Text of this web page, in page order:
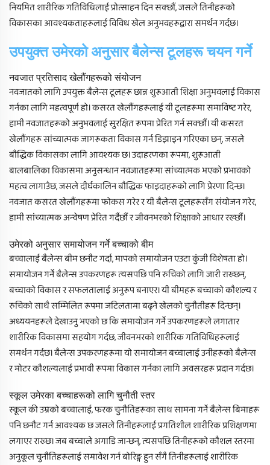
नियमित शारीरिक गतिविधिलाई प्रोत्साहन दिन सक्छौं, जसले तिनीहरूको
विकासका आवश्यकताहरूलाई विविध खेल अनुभवहरूद्वारा समर्थन गर्दछ।
उपयुक्त उमेरको अनुसार बैलेन्स टूलहरू चयन गर्ने
नवजात प्रतिसाद खेलौंगहरूको संयोजन
नवजातको लागि उपयुक्त बैलेन्स टूलहरू छान्न शुरूआती शिक्षा अनुभवलाई विकास
गर्नका लागि महत्वपूर्ण हो। कसरत खेलौंगहरूलाई यी टूलहरूमा समाविष्ट गरेर,
हामी नवजातहरूको अनुभवलाई सुरक्षित रूपमा प्रेरित गर्न सक्छौं। यी कसरत
खेलौंगहरू सांच्यात्मक जागरूकता विकास गर्न डिझाइन गरिएका छन्, जसले
बौद्धिक विकासका लागि आवश्यक छ। उदाहरणका रूपमा, शुरूआती
बालबालिका विकासमा अनुसन्धान नवजातहरूमा सांच्यात्मक भएको प्रभावको
महत्व लागाउँछ, जसले दीर्घकालिन बौद्धिक फाइदाहरूको लागि प्रेरणा दिन्छ।
नवजात कसरत खेलौंगहरूमा फोकस गरेर र यी बैलेन्स टूलहरूसँग संयोजन गरेर,
हामी सांच्यात्मक अन्वेषण प्रेरित गर्दैछौं र जीवनभरको शिक्षाको आधार रख्छौं।
उमेरको अनुसार समायोजन गर्ने बच्चाको बीम
बच्चालाई बैलेन्स बीम छनौट गर्दा, मापको समायोजन एउटा कुंजी विशेषता हो।
समायोजन गर्ने बैलेन्स उपकरणहरू त्यसपछि पनि रुचिको लागि जारी राख्छन्,
बच्चाको विकास र सफलतालाई अनुरूप बनाएर। यी बीमहरू बच्चाको कौशल्य र
रुचिको साथै सम्मिलित रूपमा जटिलतामा बढ्ने खेलको चुनौतीहरू दिन्छन्।
अध्ययनहरूले देखाउनु भएको छ कि समायोजन गर्ने उपकरणहरूले लगातार
शारीरिक विकासमा सहयोग गर्दछ, जीवनभरको शारीरिक गतिविधिहरूलाई
समर्थन गर्दछ। बैलेन्स उपकरणहरूमा यो समायोजन बच्चालाई उनीहरूको बैलेन्स
र मोटर कौशल्यलाई प्रभावी रूपमा विकास गर्नका लागि अवसरहरू प्रदान गर्दछ।
स्कूल उमेरका बच्चाहरूको लागि चुनौती स्तर
स्कूल की उम्रको बच्चालाई, फरक चुनौतिहरूका साथ सामना गर्ने बैलेन्स बिमाहरू
पनि छनौट गर्न आवश्यक छ जसले तिनीहरूलाई प्रगतिशील शारीरिक प्रशिक्षणमा
लगाएर राख्छ। जब बच्चाले अगाडि जान्छन्, त्यसपछि तिनीहरूको कौशल स्तरमा
अनुकूल चुनौतिहरूलाई समावेश गर्न बोरिङ्ग हुन सँगै तिनीहरूलाई शारीरिक